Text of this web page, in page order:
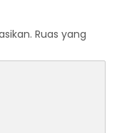
Ruas yang